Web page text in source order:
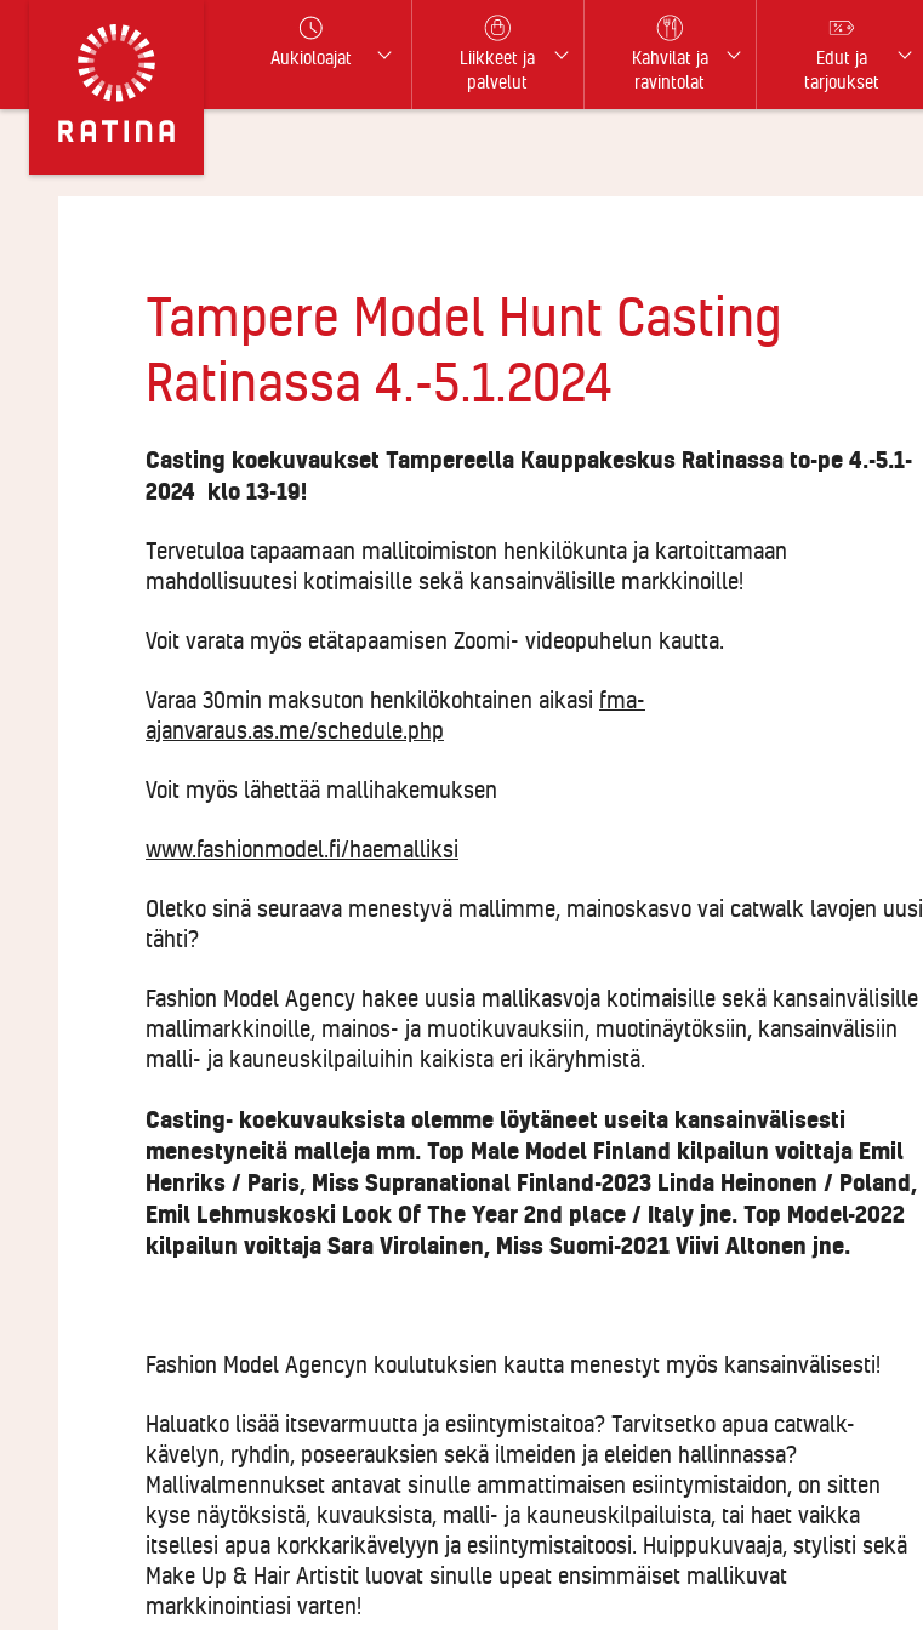
Aukioloajat
Liikkeet ja
palvelut
Kahvilat ja
ravintolat
Edut ja
tarjoukset
Tampere Model Hunt Casting
Ratinassa 4.-5.1.2024
Casting koekuvaukset Tampereella Kauppakeskus Ratinassa to-pe 4.-5.1-
2024 klo 13-19!
Tervetuloa tapaamaan mallitoimiston henkilökunta ja kartoittamaan
mahdollisuutesi kotimaisille sekä kansainvälisille markkinoille!
Voit varata myös etätapaamisen Zoomi- videopuhelun kautta.
Varaa 30min maksuton henkilökohtainen aikasi fma-
ajanvaraus.as.me/schedule.php
Voit myös lähettää mallihakemuksen
www.fashionmodel.fi/haemalliksi
Oletko sinä seuraava menestyvä mallimme, mainoskasvo vai catwalk lavojen uusi
tähti?
Fashion Model Agency hakee uusia mallikasvoja kotimaisille sekä kansainvälisille
mallimarkkinoille, mainos- ja muotikuvauksiin, muotinäytöksiin, kansainvälisiin
malli- ja kauneuskilpailuihin kaikista eri ikäryhmistä.
Casting- koekuvauksista olemme löytäneet useita kansainvälisesti
menestyneitä malleja mm. Top Male Model Finland kilpailun voittaja Emil
Henriks / Paris, Miss Supranational Finland-2023 Linda Heinonen / Poland,
Emil Lehmuskoski Look Of The Year 2nd place / Italy jne. Top Model-2022
kilpailun voittaja Sara Virolainen, Miss Suomi-2021 Viivi Altonen jne.
Fashion Model Agencyn koulutuksien kautta menestyt myös kansainvälisesti!
Haluatko lisää itsevarmuutta ja esiintymistaitoa? Tarvitsetko apua catwalk-
kävelyn, ryhdin, poseerauksien sekä ilmeiden ja eleiden hallinnassa?
Mallivalmennukset antavat sinulle ammattimaisen esiintymistaidon, on sitten
kyse näytöksistä, kuvauksista, malli- ja kauneuskilpailuista, tai haet vaikka
itsellesi apua korkkarikävelyyn ja esiintymistaitoosi. Huippukuvaaja, stylisti sekä
Make Up & Hair Artistit luovat sinulle upeat ensimmäiset mallikuvat
markkinointiasi varten!